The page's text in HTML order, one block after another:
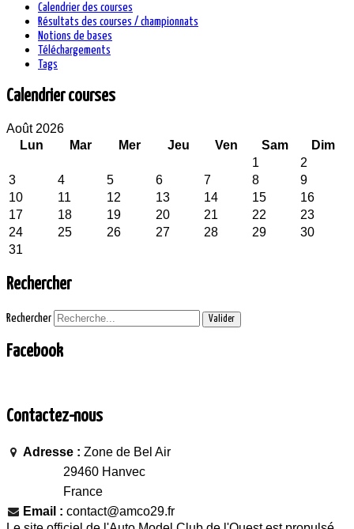
Calendrier des courses
Résultats des courses / championnats
Notions de bases
Téléchargements
Tags
Calendrier courses
Août 2026
Lun
Mar Mer Jeu Ven Sam
Dim
1
2
3
4 5 6 7 8
9
10
11 12 13 14 15
16
17
18 19 20 21 22
23
24
25 26 27 28 29
30
31
Rechercher
Rechercher Valider
Facebook
Contactez-nous
Adresse : Zone de Bel Air
29460 Hanvec
France
Email : contact@amco29.fr